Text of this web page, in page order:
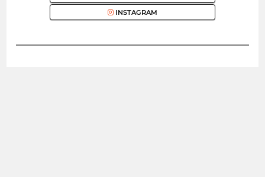
INSTAGRAM